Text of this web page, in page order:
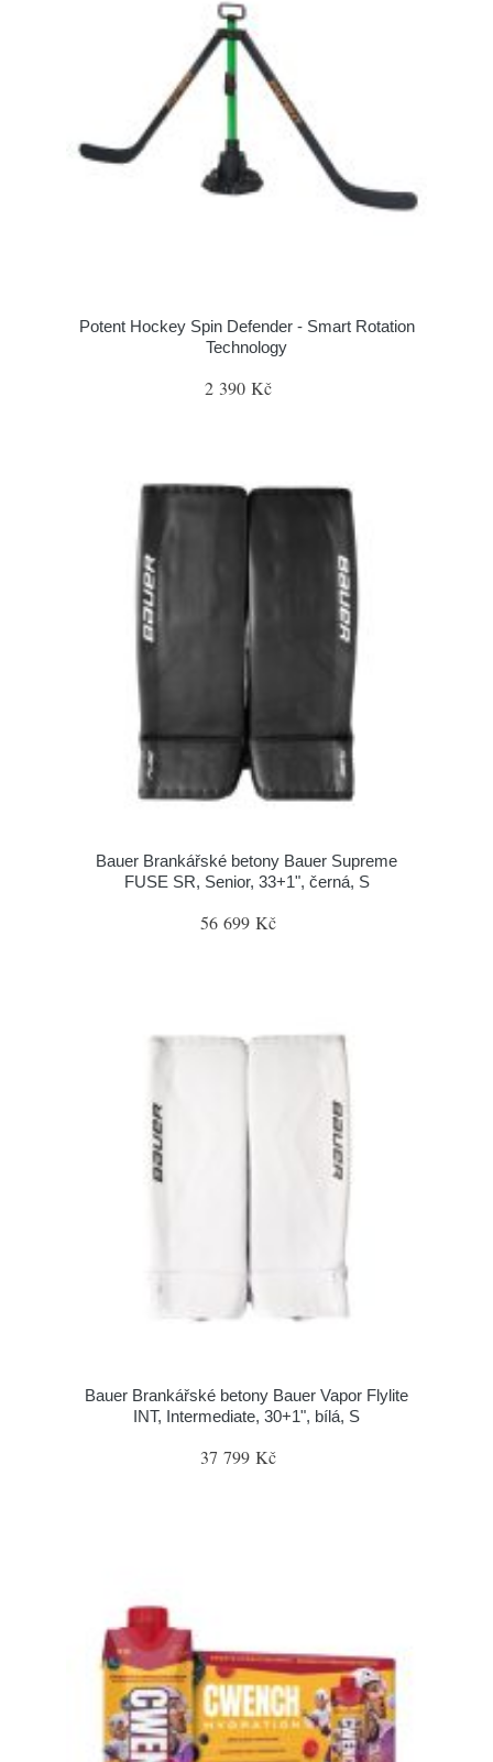
Potent Hockey Spin Defender - Smart Rotation
Technology
2 390 Kč
Bauer Brankářské betony Bauer Supreme
FUSE SR, Senior, 33+1", černá, S
56 699 Kč
Bauer Brankářské betony Bauer Vapor Flylite
INT, Intermediate, 30+1", bílá, S
37 799 Kč